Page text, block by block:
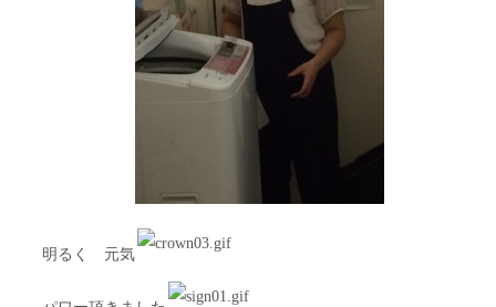
明るく 元気